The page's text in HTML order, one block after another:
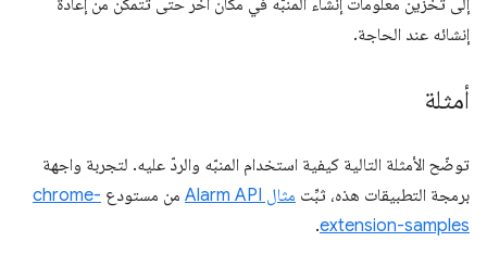
إلى تخزين معلومات إنشاء المنبّه في مكان آخر حتى تتمكّن من إعادة
إنشائه عند الحاجة.
أمثلة
توضّح الأمثلة التالية كيفية استخدام المنبّه والردّ عليه. لتجربة واجهة
برمجة التطبيقات هذه، ثبِّت مثال Alarm API من مستودع chrome-
extension-samples
.